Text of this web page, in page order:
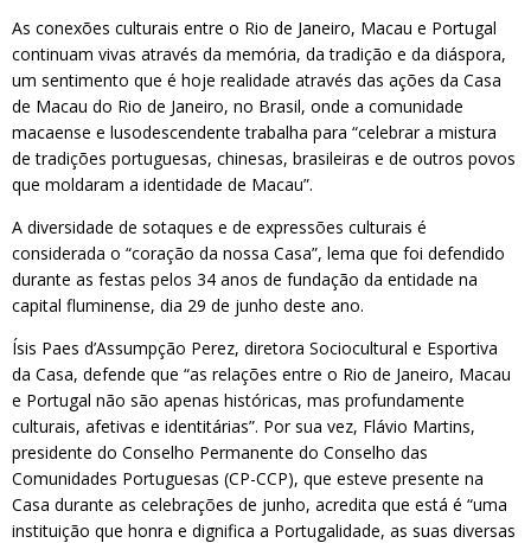
As conexões culturais entre o Rio de Janeiro, Macau e Portugal
continuam vivas através da memória, da tradição e da diáspora,
um sentimento que é hoje realidade através das ações da Casa
de Macau do Rio de Janeiro, no Brasil, onde a comunidade
macaense e lusodescendente trabalha para “celebrar a mistura
de tradições portuguesas, chinesas, brasileiras e de outros povos
que moldaram a identidade de Macau”.
A diversidade de sotaques e de expressões culturais é
considerada o “coração da nossa Casa”, lema que foi defendido
durante as festas pelos 34 anos de fundação da entidade na
capital fluminense, dia 29 de junho deste ano.
Ísis Paes d’Assumpção Perez, diretora Sociocultural e Esportiva
da Casa, defende que “as relações entre o Rio de Janeiro, Macau
e Portugal não são apenas históricas, mas profundamente
culturais, afetivas e identitárias”. Por sua vez, Flávio Martins,
presidente do Conselho Permanente do Conselho das
Comunidades Portuguesas (CP-CCP), que esteve presente na
Casa durante as celebrações de junho, acredita que está é “uma
instituição que honra e dignifica a Portugalidade, as suas diversas